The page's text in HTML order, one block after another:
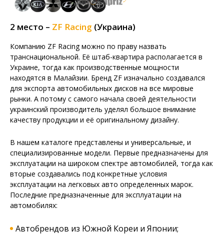
2 место – ZF Racing (Украина)
Компанию ZF Racing можно по праву назвать
транснациональной. Её штаб-квартира располагается в
Украине, тогда как производственные мощности
находятся в Малайзии. Бренд ZF изначально создавался
для экспорта автомобильных дисков на все мировые
рынки. А потому с самого начала своей деятельности
украинский производитель уделял большое внимание
качеству продукции и её оригинальному дизайну.
В нашем каталоге представлены и универсальные, и
специализированные модели. Первые предназначены для
эксплуатации на широком спектре автомобилей, тогда как
вторые создавались под конкретные условия
эксплуатации на легковых авто определенных марок.
Последние предназначенные для эксплуатации на
автомобилях:
Автобрендов из Южной Кореи и Японии;